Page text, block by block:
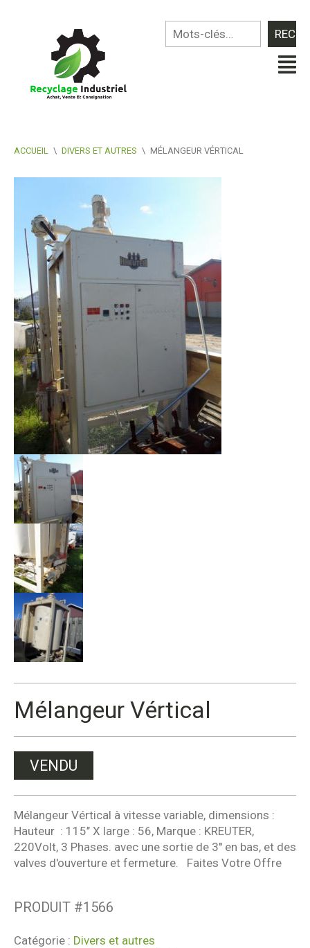
ACCUEIL \ DIVERS ET AUTRES \ MÉLANGEUR VÉRTICAL
Mélangeur Vértical
VENDU
Mélangeur Vértical à vitesse variable, dimensions :
Hauteur : 115’’ X large : 56, Marque : KREUTER,
220Volt, 3 Phases. avec une sortie de 3'' en bas, et des
valves d'ouverture et fermeture. Faites Votre Offre
PRODUIT #1566
Catégorie : Divers et autres